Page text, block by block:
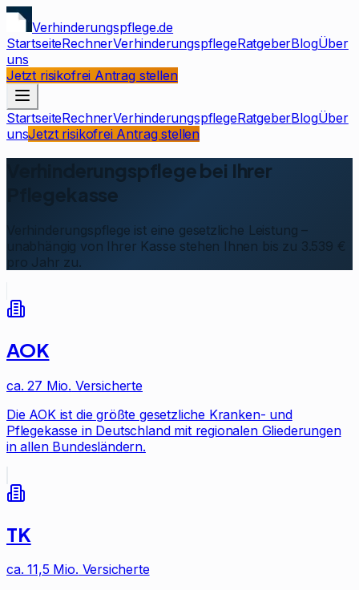
Verhinderungspflege.de
StartseiteRechnerVerhinderungspflegeRatgeberBlogÜber
uns
Jetzt risikofrei Antrag stellen
StartseiteRechnerVerhinderungspflegeRatgeberBlogÜber
unsJetzt risikofrei Antrag stellen
Verhinderungspflege bei Ihrer
Pflegekasse
Verhinderungspflege ist eine gesetzliche Leistung –
unabhängig von Ihrer Kasse stehen Ihnen bis zu 3.539 €
pro Jahr zu.
AOK
ca. 27 Mio. Versicherte
Die AOK ist die größte gesetzliche Kranken- und
Pflegekasse in Deutschland mit regionalen Gliederungen
in allen Bundesländern.
TK
ca. 11,5 Mio. Versicherte